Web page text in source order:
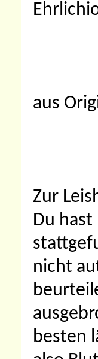
aus
Zur
Du
nicht
besten